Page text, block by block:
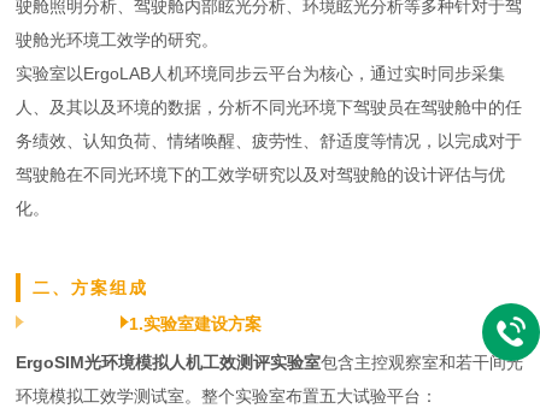
驶舱照明分析、驾驶舱内部眩光分析、环境眩光分析等多种针对于驾
驶舱光环境工效学的研究。
实验室以ErgoLAB人机环境同步云平台为核心，通过实时同步采集
人、及其以及环境的数据，分析不同光环境下驾驶员在驾驶舱中的任
务绩效、认知负荷、情绪唤醒、疲劳性、舒适度等情况，以完成对于
驾驶舱在不同光环境下的工效学研究以及对驾驶舱的设计评估与优
化。
二、方案组成
1.实验室建设方案
ErgoSIM光环境模拟人机工效测评实验室包含主控观察室和若干间光
环境模拟工效学测试室。整个实验室布置五大试验平台：